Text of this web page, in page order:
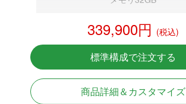
NVMeSSD 1TB
無線LAN Bluetooth対応
Windows11 Home 64bit
339,900円 (税込)
標準構成で注文する
商品詳細＆カスタマイズ